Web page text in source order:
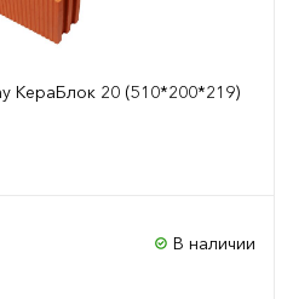
КераБлок 20 (510*200*219)
В наличии